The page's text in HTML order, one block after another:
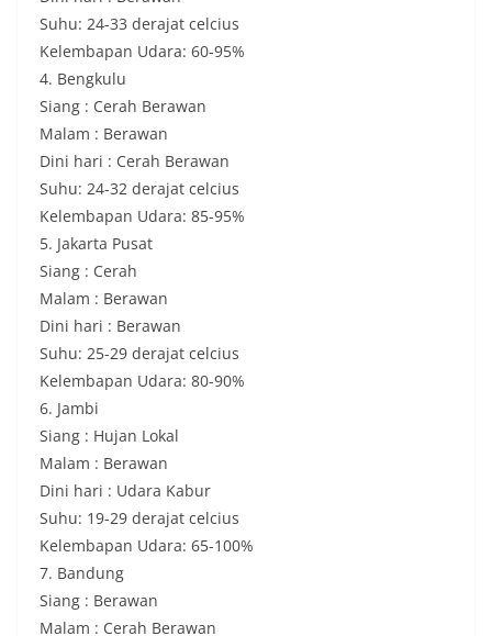
Suhu: 24-33 derajat celcius
Kelembapan Udara: 60-95%
4. Bengkulu
Siang : Cerah Berawan
Malam : Berawan
Dini hari : Cerah Berawan
Suhu: 24-32 derajat celcius
Kelembapan Udara: 85-95%
5. Jakarta Pusat
Siang : Cerah
Malam : Berawan
Dini hari : Berawan
Suhu: 25-29 derajat celcius
Kelembapan Udara: 80-90%
6. Jambi
Siang : Hujan Lokal
Malam : Berawan
Dini hari : Udara Kabur
Suhu: 19-29 derajat celcius
Kelembapan Udara: 65-100%
7. Bandung
Siang : Berawan
Malam : Cerah Berawan